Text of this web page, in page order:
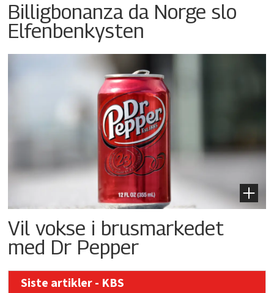
Billigbonanza da Norge slo
Elfenbenkysten
Vil vokse i brusmarkedet
med Dr Pepper
Siste artikler - KBS